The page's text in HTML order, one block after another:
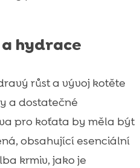
hydrace
růst a vývoj kotěte
a dostatečné
pro koťata by měla být
obsahující esenciální
krmiv, jako je